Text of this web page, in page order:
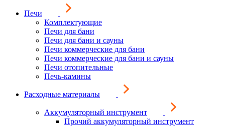
Печи
Комплектующие
Печи для бани
Печи для бани и сауны
Печи коммерческие для бани
Печи коммерческие для бани и сауны
Печи отопительные
Печь-камины
Расходные материалы
Аккумуляторный инструмент
Прочий аккумуляторный инструмент